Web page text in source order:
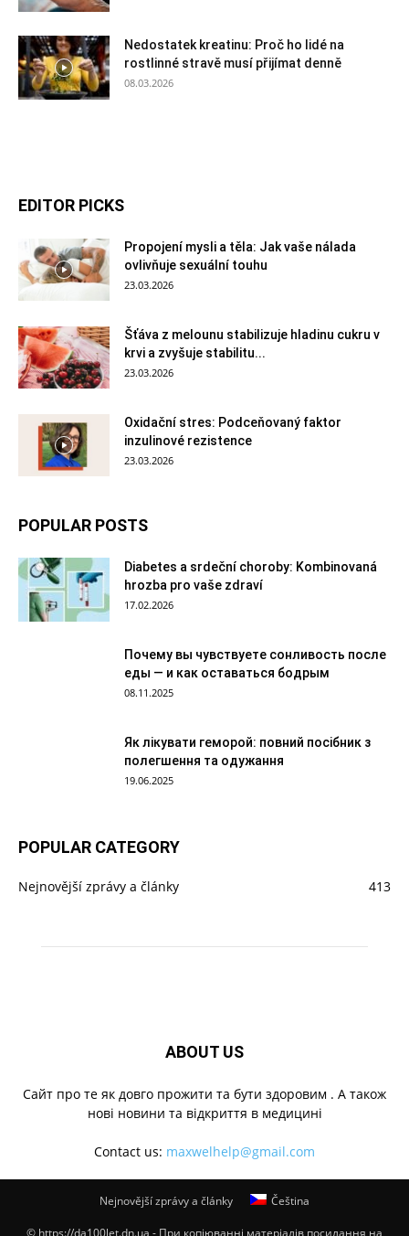
Nedostatek kreatinu: Proč ho lidé na
rostlinné stravě musí přijímat denně
08.03.2026
EDITOR PICKS
Propojení mysli a těla: Jak vaše nálada
ovlivňuje sexuální touhu
23.03.2026
Šťáva z melounu stabilizuje hladinu cukru v
krvi a zvyšuje stabilitu...
23.03.2026
Oxidační stres: Podceňovaný faktor
inzulinové rezistence
23.03.2026
POPULAR POSTS
Diabetes a srdeční choroby: Kombinovaná
hrozba pro vaše zdraví
17.02.2026
Почему вы чувствуете сонливость после
еды — и как оставаться бодрым
08.11.2025
Як лікувати геморой: повний посібник з
полегшення та одужання
19.06.2025
POPULAR CATEGORY
Nejnovější zprávy a články 413
ABOUT US
Cайт про те як довго прожити та бути здоровим . А також
нові новини та відкриття в медицині
Contact us: maxwelhelp@gmail.com
Nejnovější zprávy a články Čeština
© https://da100let.dn.ua - При копіюванні матеріалів посилання на